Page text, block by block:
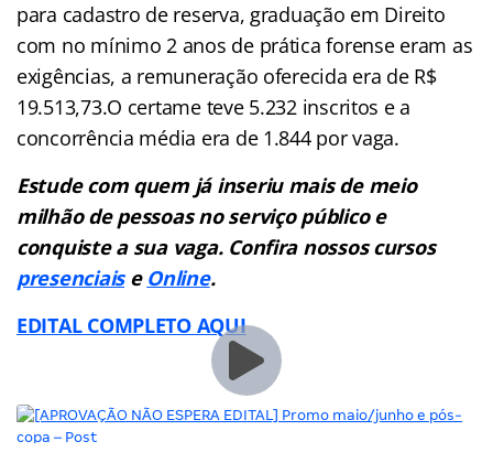
para cadastro de reserva, graduação em Direito
com no mínimo 2 anos de prática forense eram as
exigências, a remuneração oferecida era de R$
19.513,73.O certame teve 5.232 inscritos e a
concorrência média era de 1.844 por vaga.
Estude com quem já inseriu mais de meio
milhão de pessoas no serviço público e
conquiste a sua vaga. Confira nossos cursos
presenciaise Online.
EDITAL COMPLETO AQUI